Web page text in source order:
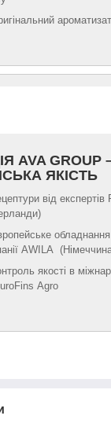
AVA GROUP
ЯКІСТЬ
від
обладнання
AWILA
якості в
Agro